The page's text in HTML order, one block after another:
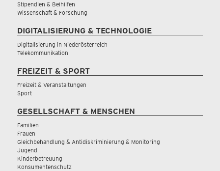
Stipendien & Beihilfen
Wissenschaft & Forschung
DIGITALISIERUNG & TECHNOLOGIE
Digitalisierung in Niederösterreich
Telekommunikation
FREIZEIT & SPORT
Freizeit & Veranstaltungen
Sport
GESELLSCHAFT & MENSCHEN
Familien
Frauen
Gleichbehandlung & Antidiskriminierung & Monitoring
Jugend
Kinderbetreuung
Konsumentenschutz